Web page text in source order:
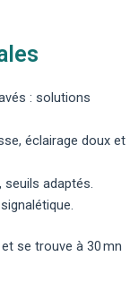
: solutions
éclairage doux et
seuils adaptés.
et se trouve à 30 mn